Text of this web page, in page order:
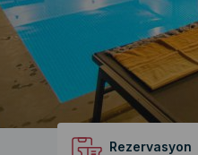
Rezervasyon